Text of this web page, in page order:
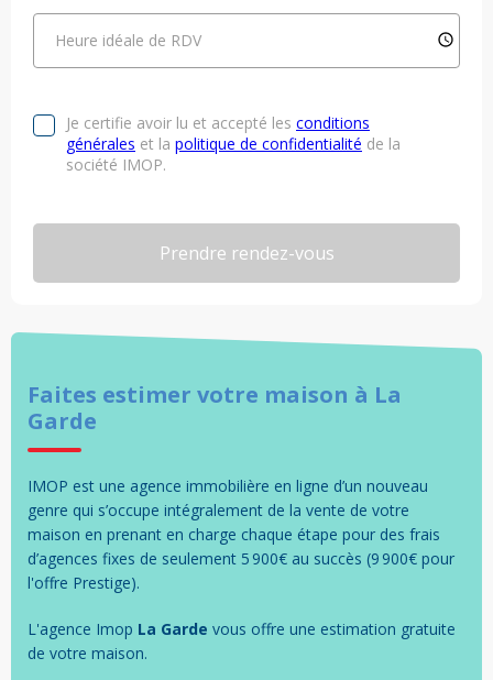
Faites estimer votre maison à La
Garde
IMOP est une agence immobilière en ligne d’un nouveau
genre qui s’occupe intégralement de la vente de votre
maison en prenant en charge chaque étape pour des frais
d’agences fixes de seulement 5 900€ au succès (9 900€ pour
l'offre Prestige).
L'agence Imop La Garde vous offre une estimation gratuite
de votre maison.
Heure idéale de RDV
Je certifie avoir lu et accepté les conditions
générales et la politique de confidentialité de la
société IMOP.